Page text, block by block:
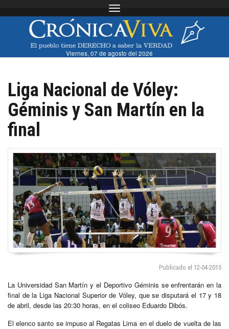
Toggle navigation
Viernes, 07 de agosto del 2026
Liga Nacional de Vóley:
Géminis y San Martín en la
final
Publicado el 12-04-2015
La Universidad San Martín y el Deportivo Géminis se enfrentarán en la
final de la Liga Nacional Superior de Vóley, que se disputará el 17 y 18
de abril, desde las 20:30 horas, en el coliseo Eduardo Dibós.
El elenco santo se impuso al Regatas Lima en el duelo de vuelta de las